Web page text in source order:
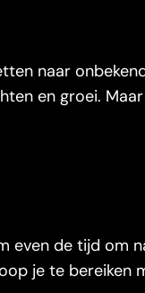
naar
en groei.
even de tijd om
je te bereiken